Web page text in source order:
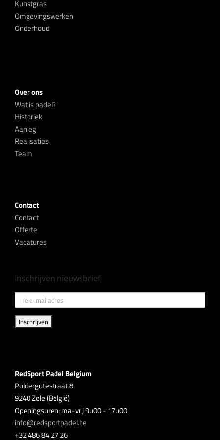
Kunstgras
Omgevingswerken
Onderhoud
Over ons
Wat is padel?
Historiek
Aanleg
Realisaties
Team
Contact
Contact
Offerte
Vacatures
Inschrijven nieuwsbrief
RedSport Padel Belgium
Poldergotestraat 8
9240 Zele (België)
Openingsuren: ma-vrij 9u00 - 17u00
info@redsportpadel.be
+32 486 84 27 26